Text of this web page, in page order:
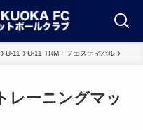
U-11 U-11 TRM・フェスティバル
レーニングマッ